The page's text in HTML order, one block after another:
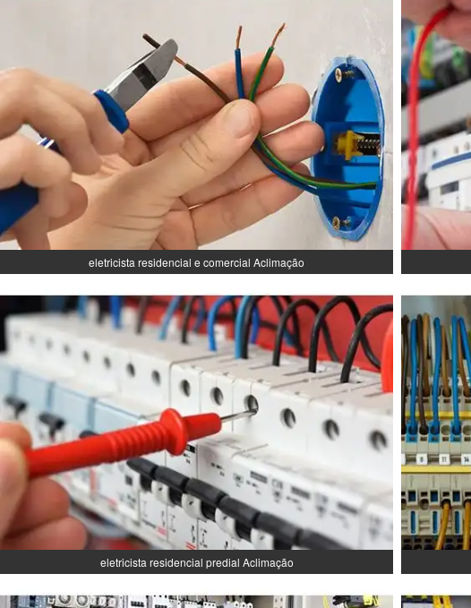
eletricista residencial e comercial Aclimação
eletricista residencial predial Aclimação